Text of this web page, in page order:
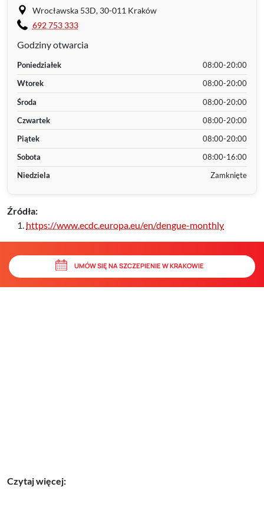
Wrocławska 53D, 30-011 Kraków
692 753 333
Godziny otwarcia
Poniedziałek
08:00-20:00
Wtorek
08:00-20:00
Środa
08:00-20:00
Czwartek
08:00-20:00
Piątek
08:00-20:00
Sobota
08:00-16:00
Niedziela
Zamknięte
Źródła:
https://www.ecdc.europa.eu/en/dengue-monthly
UMÓW SIĘ NA SZCZEPIENIE W KRAKOWIE
Czytaj więcej: